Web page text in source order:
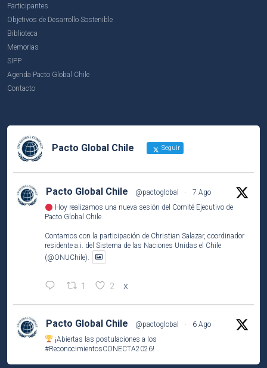
Participantes
Objetivos de Desarrollo Sostenible
Biblioteca
Memorias
SIPP
Agenda Pacto Global Chile
Contacto
Pacto Global Chile Seguir
Pacto Global Chile @pactoglobal ·
7 Ago
Hoy realizamos una nueva sesión del Comité Ejecutivo de
Pacto Global Chile.
Contamos con la participación de Christian Salazar, coordinador
residente a.i. del Sistema de las Naciones Unidas el Chile
(@ONUChile).
1 2 X
Pacto Global Chile @pactoglobal ·
6 Ago
¡Abiertas las postulaciones a los
#ReconocimientosCONECTA2026!